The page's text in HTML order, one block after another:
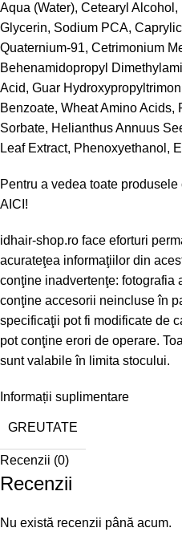
Aqua (Water), Cetearyl
Glycerin, Sodium PCA,
Quaternium-91, Cetrimonium
Behenamidopropyl
Acid, Guar
Benzoate, Wheat Amino Acids,
Sorbate, Helianthus Annuus
Leaf Extract, Phenoxyethanol,
Pentru a vedea toate produsele
AICI!
idhair-shop.ro face eforturi
acurateţea informaţiilor din
conţine inadvertenţe: fotografia
conţine accesorii neincluse în
specificaţii pot fi modificate de
pot conţine erori de operare.
sunt valabile în limita stocului.
Informații suplimentare
GREUTATE
Recenzii (0)
Recenzii
Nu există recenzii până acum.